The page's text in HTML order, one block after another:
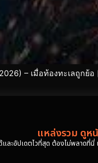
– เมื่อท้องทะเลถูกย้
แหล่งรวม ดูห
ะอัปเดตไวที่สุด ต้องไม่พลาดที่นี่